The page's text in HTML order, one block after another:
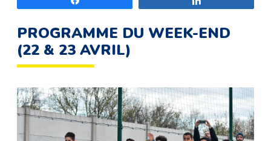
PROGRAMME DU WEEK-END
(22 & 23 AVRIL)